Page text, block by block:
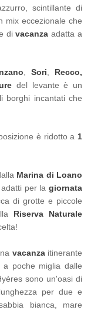
scintillante di
mix eccezionale che
divacanza adatta a
Sori
Recco,
del levante è un
borghi incantati che
è ridotto a 1
Marina di Loano
adatti per la giornata
di grotte e piccole
Riserva Naturale
vacanzaitinerante
poche miglia dalle
sono un'oasi di
per due e
bianca, mare